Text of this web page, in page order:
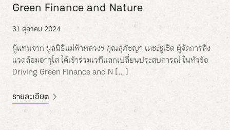
Green Finance and Nature
31 ตุลาคม 2024
ผู้แทนจาก มูลนิธิแม่ฟ้าหลวงฯ คุณสุภัชญา เตชะชูเชิด ผู้จัดการสิ่ง
แวดล้อมอาวุโส ได้เข้าร่วมเวทีแลกเปลี่ยนประสบการณ์ ในหัวข้อ
Driving Green Finance and N […]
รายละเอียด